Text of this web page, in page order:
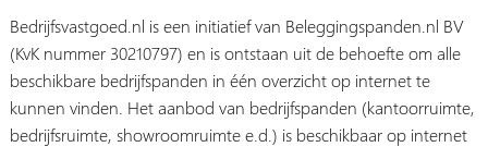
Bedrijfsvastgoed.nl is een initiatief van Beleggingspanden.nl BV
(KvK nummer 30210797) en is ontstaan uit de behoefte om alle
beschikbare bedrijfspanden in één overzicht op internet te
kunnen vinden. Het aanbod van bedrijfspanden (kantoorruimte,
bedrijfsruimte, showroomruimte e.d.) is beschikbaar op internet